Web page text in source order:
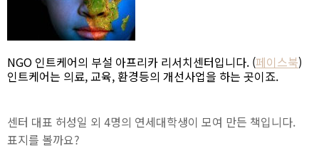
NGO 인트케어의 부설 아프리카 리서치센터입니다. (페이스북)
인트케어는 의료, 교육, 환경등의 개선사업을 하는 곳이죠.
센터 대표 허성일 외 4명의 연세대학생이 모여 만든 책입니다.
표지를 볼까요?